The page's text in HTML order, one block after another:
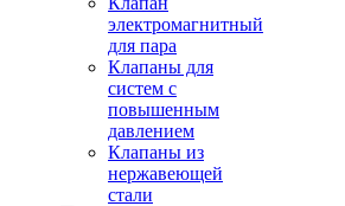
электромагнитный
для пара
Клапаны для
систем с
повышенным
давлением
Клапаны из
нержавеющей
стали